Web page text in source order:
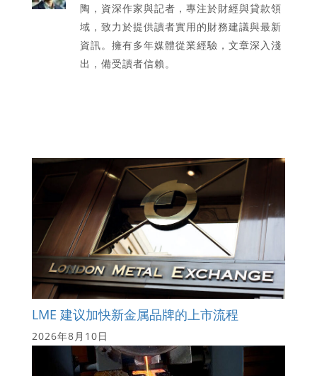
陶，資深作家與記者，專注於財經與貸款領
域，致力於提供讀者實用的財務建議與最新
資訊。擁有多年媒體從業經驗，文章深入淺
出，備受讀者信賴。
LME 建议加快新金属品牌的上市流程
2026年8月10日